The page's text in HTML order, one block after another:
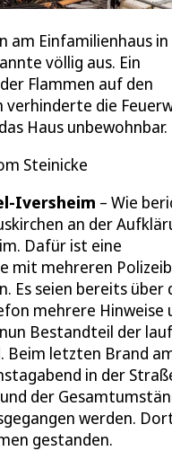
am Einfamilienhaus in
völlig aus. Ein
Flammen auf den
verhinderte die
Haus unbewohnbar.
Steinicke
Iversheim – Wie
an der
Dafür ist eine
mit mehreren
Es seien bereits über
mehrere Hinweise
Bestandteil der
Beim letzten Brand
in der
der
werden.
gestanden.